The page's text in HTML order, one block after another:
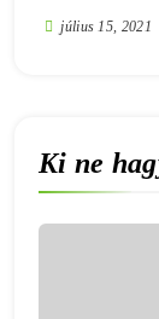
július 15, 2021
Ki ne